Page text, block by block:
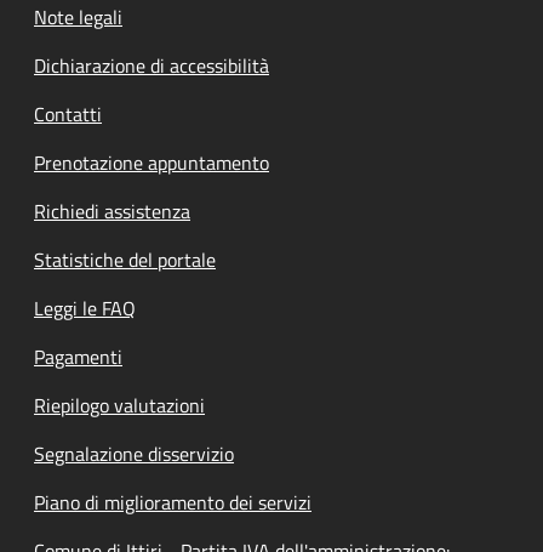
Note legali
Dichiarazione di accessibilità
Contatti
Prenotazione appuntamento
Richiedi assistenza
Statistiche del portale
Leggi le FAQ
Pagamenti
Riepilogo valutazioni
Segnalazione disservizio
Piano di miglioramento dei servizi